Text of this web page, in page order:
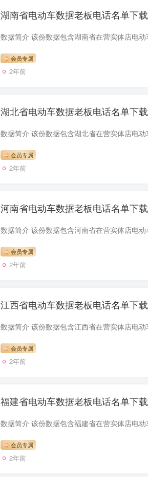
湖南省电动车数据老板电话名单下载
会员专属
2年前
湖北省电动车数据老板电话名单下载
会员专属
2年前
河南省电动车数据老板电话名单下载
会员专属
2年前
江西省电动车数据老板电话名单下载
会员专属
2年前
福建省电动车数据老板电话名单下载
会员专属
2年前